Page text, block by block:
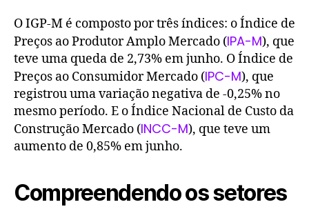
O IGP-M é composto por três índices: o Índice de
Preços ao Produtor Amplo Mercado (IPA-M), que
teve uma queda de 2,73% em junho. O Índice de
Preços ao Consumidor Mercado (IPC-M), que
registrou uma variação negativa de -0,25% no
mesmo período. E o Índice Nacional de Custo da
Construção Mercado (INCC-M), que teve um
aumento de 0,85% em junho.
Compreendendo os setores